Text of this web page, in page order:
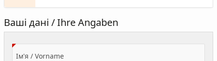
Ваші дані / Ihre Angaben
Ім'я / Vorname(Value Required)